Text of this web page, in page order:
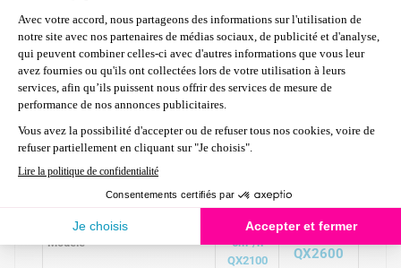
Interrupteur 3 positions
Caractéristiques
Modèle
Platine
6m³/h
QX2100
m³/h
QX2600